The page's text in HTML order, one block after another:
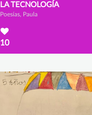
LA TECNOLOGÍA
Poesías, Paula
10